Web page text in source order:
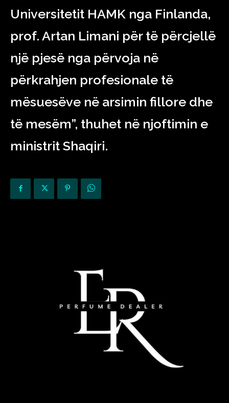
Universitetit HAMK nga Finlanda,
prof. Artan Limani për të përcjellë
një pjesë nga përvoja në
përkrahjen profesionale të
mësuesëve në arsimin fillore dhe
të mesëm”, thuhet në njoftimin e
ministrit Shaqiri.